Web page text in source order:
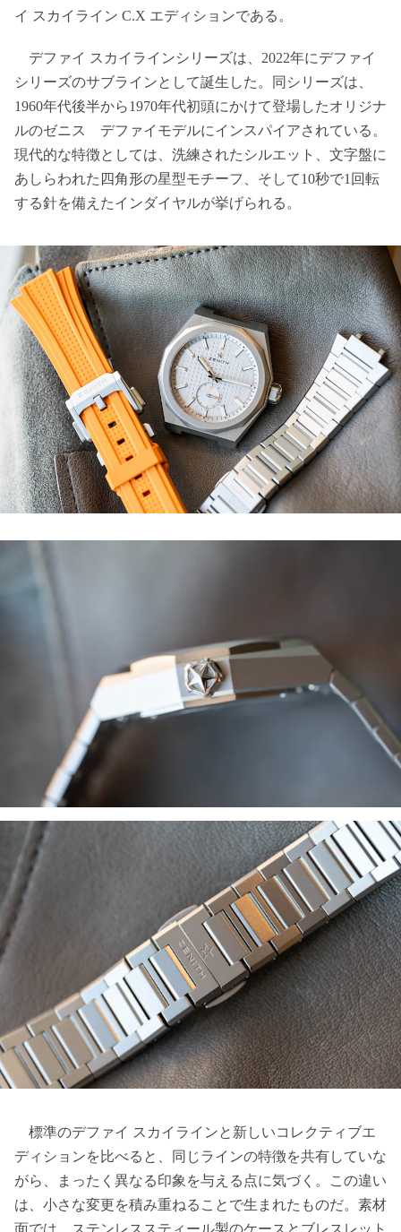
イ スカイライン C.X エディションである。
デファイ スカイラインシリーズは、2022年にデファイ
シリーズのサブラインとして誕生した。同シリーズは、
1960年代後半から1970年代初頭にかけて登場したオリジナ
ルのゼニス デファイモデルにインスパイアされている。
現代的な特徴としては、洗練されたシルエット、文字盤に
あしらわれた四角形の星型モチーフ、そして10秒で1回転
する針を備えたインダイヤルが挙げられる。
標準のデファイ スカイラインと新しいコレクティブエ
ディションを比べると、同じラインの特徴を共有していな
がら、まったく異なる印象を与える点に気づく。この違い
は、小さな変更を積み重ねることで生まれたものだ。素材
面では、ステンレススティール製のケースとブレスレット